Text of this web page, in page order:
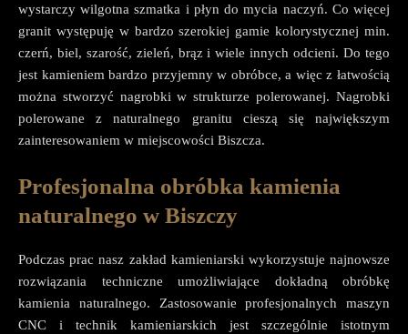
wystarczy wilgotna szmatka i płyn do mycia naczyń. Co więcej
granit występuję w bardzo szerokiej gamie kolorystycznej min.
czerń, biel, szarość, zieleń, brąz i wiele innych odcieni. Do tego
jest kamieniem bardzo przyjemny w obróbce, a więc z łatwością
można stworzyć nagrobki w strukturze polerowanej. Nagrobki
polerowane z naturalnego granitu cieszą się największym
zainteresowaniem w miejscowości Biszcza.
Profesjonalna obróbka kamienia
naturalnego w Biszczy
Podczas prac nasz zakład kamieniarski wykorzystuje najnowsze
rozwiązania techniczne umożliwiające dokładną obróbkę
kamienia naturalnego. Zastosowanie profesjonalnych maszyn
CNC i technik kamieniarskich jest szczególnie istotnym